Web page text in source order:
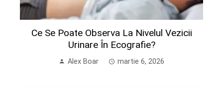
Ce Se Poate Observa La Nivelul Vezicii
Urinare În Ecografie?
Alex Boar martie 6, 2026